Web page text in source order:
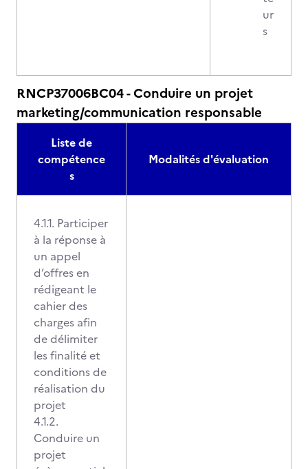
ur
s
RNCP37006BC04 - Conduire un projet
marketing/communication responsable
Liste de
compétence
s
Modalités d'évaluation
4.1.1. Participer
à la réponse à
un appel
d’offres en
rédigeant le
cahier des
charges afin
de délimiter
les finalité et
conditions de
réalisation du
projet
4.1.2.
Conduire un
projet